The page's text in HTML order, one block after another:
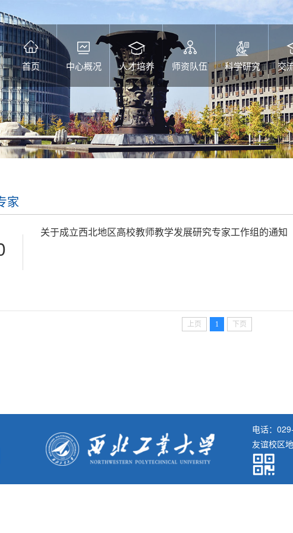
首页 中心概况 人才培养 师资队伍 科学研究 交
家
关于成立西北地区高校教师教学发展研究专家工作组的通知
上页 1 下页
电话：
友谊校区